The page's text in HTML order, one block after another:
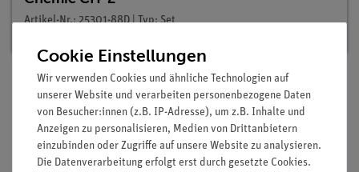
Artikel-Nr.: 25301-88D | Typ: Set
Beschreibung
Prinzip
Cookie Einstellungen
Wir verwenden Cookies und ähnliche Technologien auf
unserer Website und verarbeiten personenbezogene Daten
von Besucher:innen (z.B. IP-Adresse), um z.B. Inhalte und
Anzeigen zu personalisieren, Medien von Drittanbietern
einzubinden oder Zugriffe auf unsere Website zu analysieren.
Die Datenverarbeitung erfolgt erst durch gesetzte Cookies.